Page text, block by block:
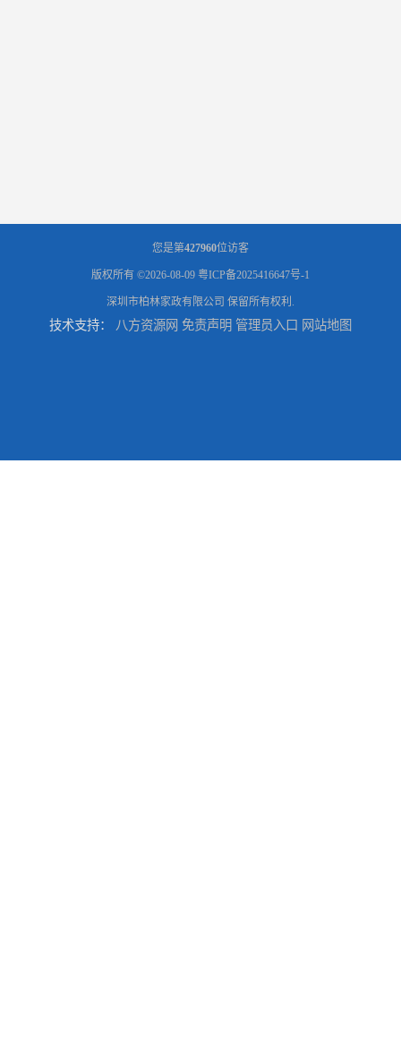
您是第427960位访客
版权所有 ©2026-08-09 粤ICP备2025416647号-1
深圳市柏林家政有限公司 保留所有权利.
技术支持： 八方资源网 免责声明 管理员入口 网站地图